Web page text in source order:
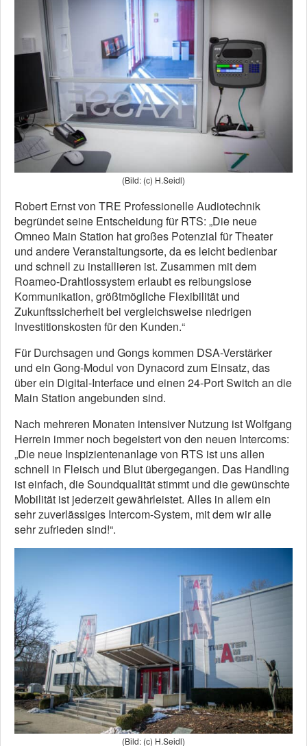
(Bild: (c) H.Seidl)
Robert Ernst von TRE Professionelle Audiotechnik
begründet seine Entscheidung für RTS: „Die neue
Omneo Main Station hat großes Potenzial für Theater
und andere Veranstaltungsorte, da es leicht bedienbar
und schnell zu installieren ist. Zusammen mit dem
Roameo-Drahtlossystem erlaubt es reibungslose
Kommunikation, größtmögliche Flexibilität und
Zukunftssicherheit bei vergleichsweise niedrigen
Investitionskosten für den Kunden.“
Für Durchsagen und Gongs kommen DSA-Verstärker
und ein Gong-Modul von Dynacord zum Einsatz, das
über ein Digital-Interface und einen 24-Port Switch an die
Main Station angebunden sind.
Nach mehreren Monaten intensiver Nutzung ist Wolfgang
Herrein immer noch begeistert von den neuen Intercoms:
„Die neue Inspizientenanlage von RTS ist uns allen
schnell in Fleisch und Blut übergegangen. Das Handling
ist einfach, die Soundqualität stimmt und die gewünschte
Mobilität ist jederzeit gewährleistet. Alles in allem ein
sehr zuverlässiges Intercom-System, mit dem wir alle
sehr zufrieden sind!“.
(Bild: (c) H.Seidl)